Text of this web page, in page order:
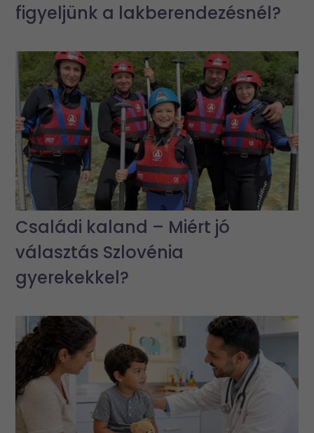
figyeljünk a lakberendezésnél?
Családi kaland – Miért jó
választás Szlovénia
gyerekekkel?